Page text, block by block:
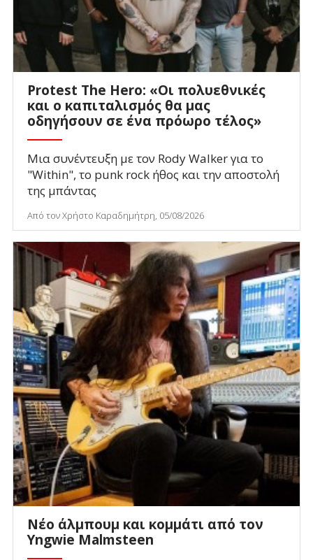
Protest The Hero: «Οι πολυεθνικές
και ο καπιταλισμός θα μας
οδηγήσουν σε ένα πρόωρο τέλος»
Μια συνέντευξη με τον Rody Walker για το
"Within", το punk rock ήθος και την αποστολή
της μπάντας
Από τον Χρήστο Καραδημήτρη, 05/08/2026
Νέο άλμπουμ και κομμάτι από τον
Yngwie Malmsteen